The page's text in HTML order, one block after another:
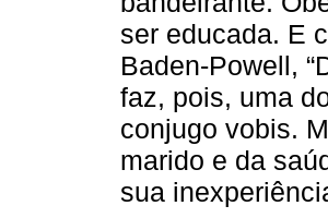
ser educada. E
Baden-Powell,
faz, pois, uma
conjugo vobis.
marido e da
sua